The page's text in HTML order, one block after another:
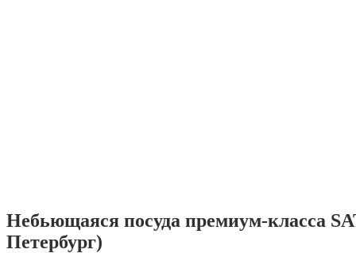
Небьющаяся посуда премиум-класса
Петербург)